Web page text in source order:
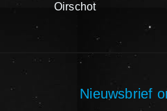
Oirschot
Nieuwsbrief